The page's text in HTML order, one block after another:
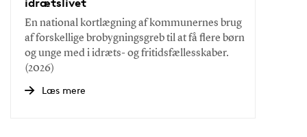
En national kortlægning af kommunernes brug
af forskellige brobygningsgreb til at få flere børn
og unge med i idræts- og fritidsfællesskaber.
(2026)
Læs mere